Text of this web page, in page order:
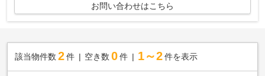
お問い合わせはこちら
該当物件数 2件 空き数 0 件 1～2 件を表示